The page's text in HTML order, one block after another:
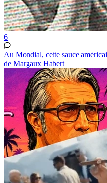
6
Au Mondial, cette sauce
de Margaux Habert